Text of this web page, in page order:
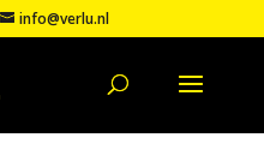
info@verlu.nl